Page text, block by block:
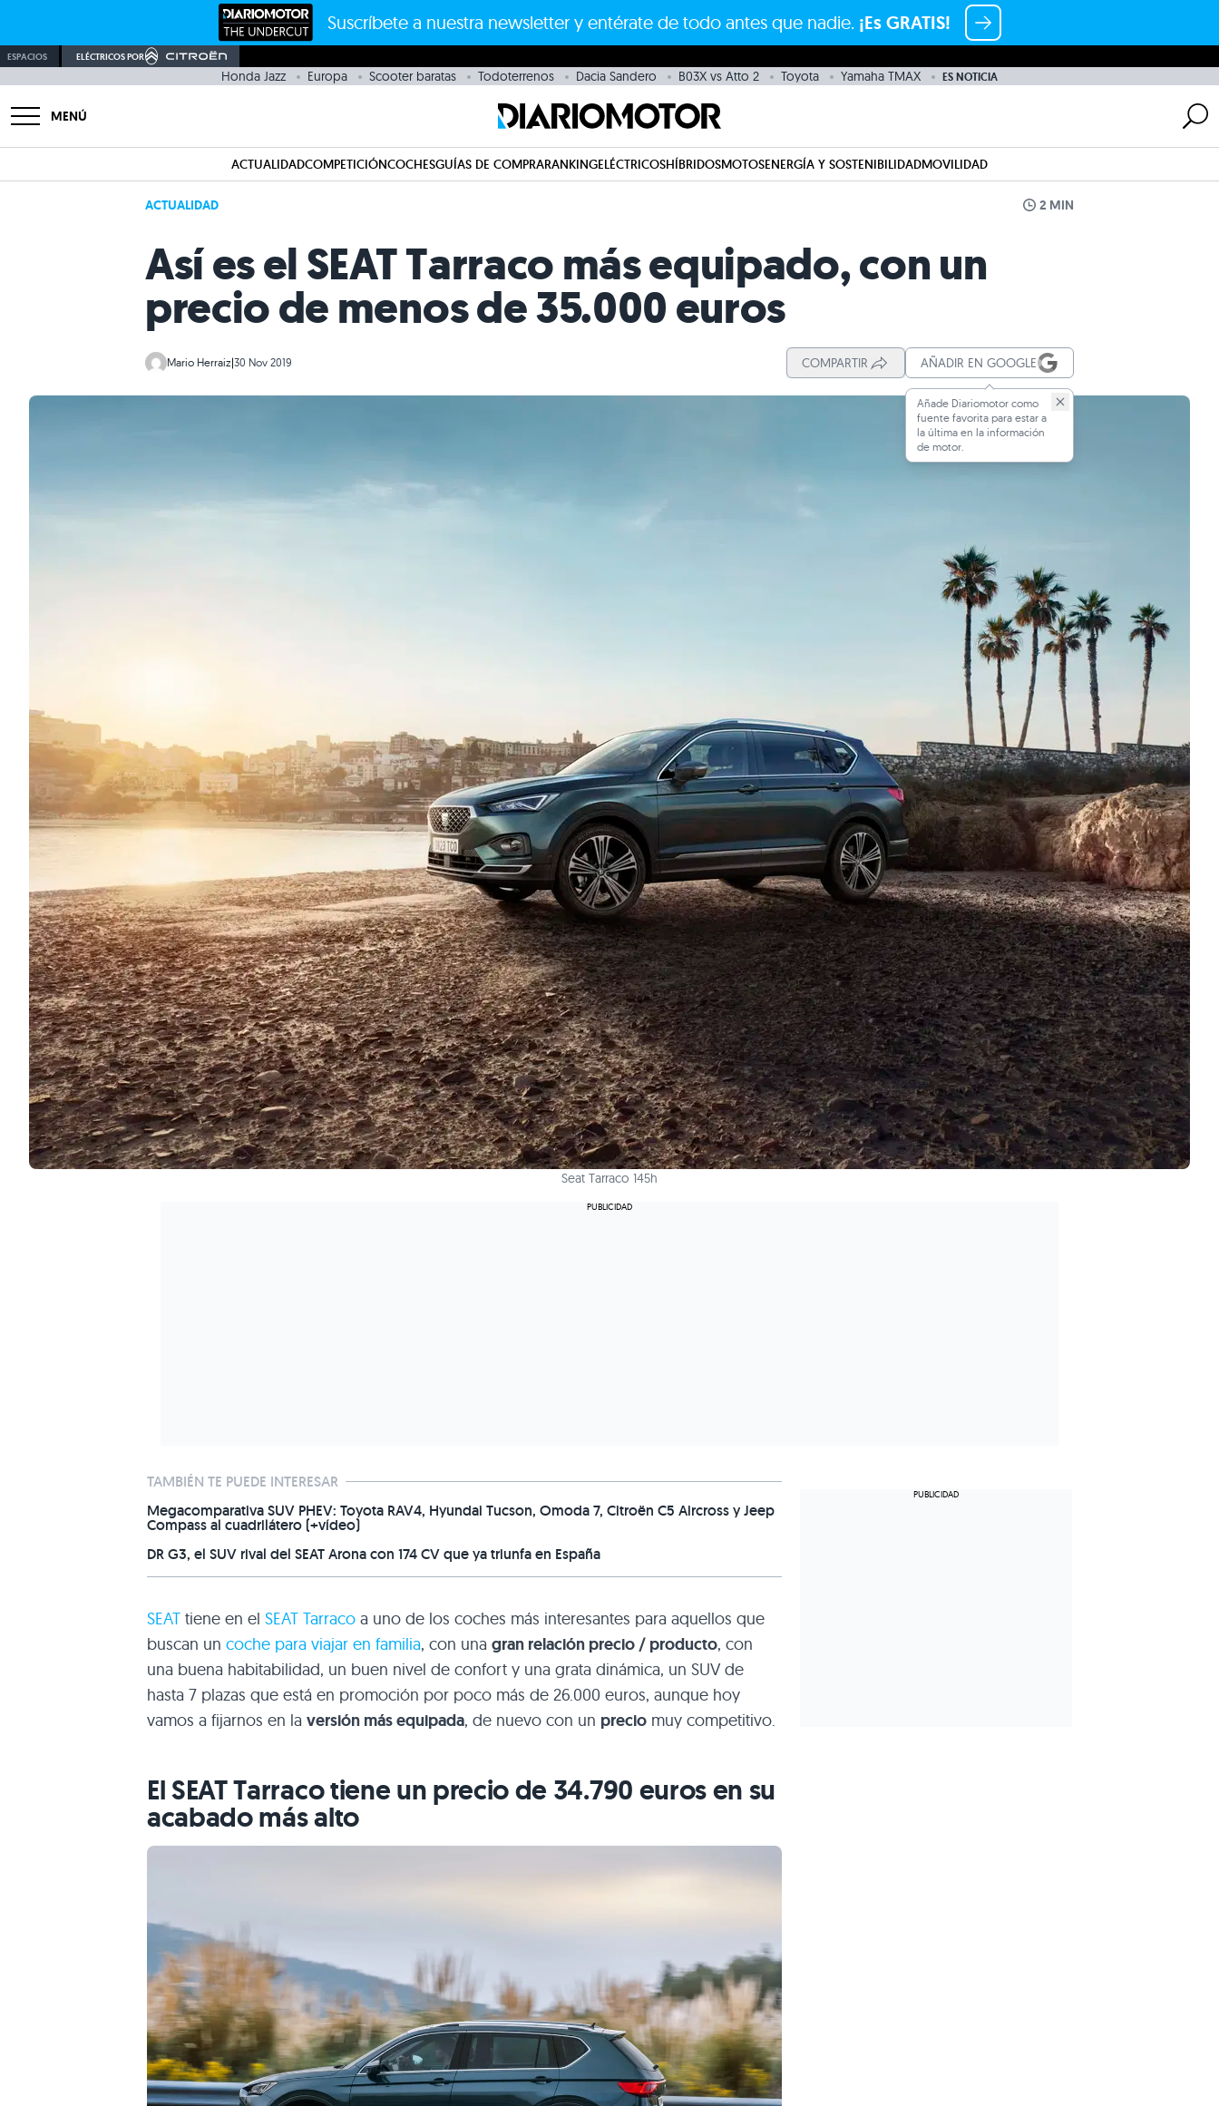
Suscríbete a nuestra newsletter y entérate de todo antes que nadie. ¡Es GRATIS!
ESPACIOS ELÉCTRICOS POR
Honda Jazz Europa Scooter baratas Todoterrenos Dacia Sandero B03X vs Atto 2 Toyota Yamaha TMAX ES NOTICIA
MENÚ
ACTUALIDADCOMPETICIÓNCOCHESGUÍAS DE COMPRARANKINGELÉCTRICOSHÍBRIDOSMOTOSENERGÍA Y SOSTENIBILIDADMOVILIDAD
ACTUALIDAD 2 MIN
Así es el SEAT Tarraco más equipado, con un
precio de menos de 35.000 euros
Mario Herraiz|30 Nov 2019 COMPARTIR AÑADIR EN GOOGLE
Añade Diariomotor como
fuente favorita para estar a
la última en la información
de motor.
Seat Tarraco 145h
TAMBIÉN TE PUEDE INTERESAR
Megacomparativa SUV PHEV: Toyota RAV4, Hyundai Tucson, Omoda 7, Citroën C5 Aircross y Jeep
Compass al cuadrilátero (+vídeo)
DR G3, el SUV rival del SEAT Arona con 174 CV que ya triunfa en España
SEAT tiene en el SEAT Tarraco a uno de los coches más interesantes para aquellos que
buscan un coche para viajar en familia, con una gran relación precio / producto, con
una buena habitabilidad, un buen nivel de confort y una grata dinámica, un SUV de
hasta 7 plazas que está en promoción por poco más de 26.000 euros, aunque hoy
vamos a fijarnos en la versión más equipada, de nuevo con un precio muy competitivo.
El SEAT Tarraco tiene un precio de 34.790 euros en su
acabado más alto